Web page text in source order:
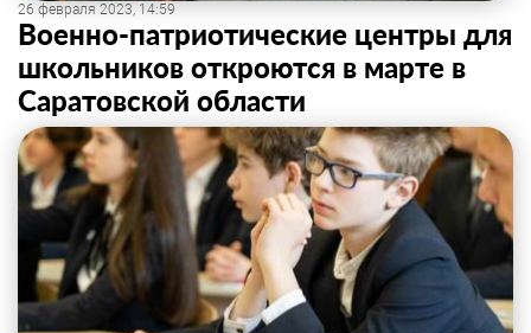
26 февраля 2023, 14:59
Военно-патриотические центры для
школьников откроются в марте в
Саратовской области